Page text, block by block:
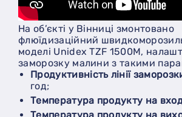
На об’єкті у Вінниці змонтовано
флюїдизаційний
моделі Unidex TZF 1500M,
заморозку малини з такими
продуктивність лінії
год;
температура продукту на